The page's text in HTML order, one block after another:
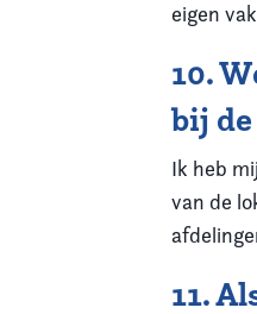
eigen
10.
bij
Ik heb
van de
11.